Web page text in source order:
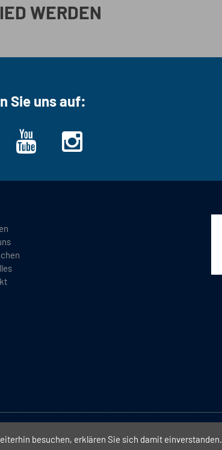
WERDEN
Sie uns auf:
besuchen, erklären Sie sich damit einverstanden.